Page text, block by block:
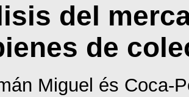
del
de
Miguel és Coca-